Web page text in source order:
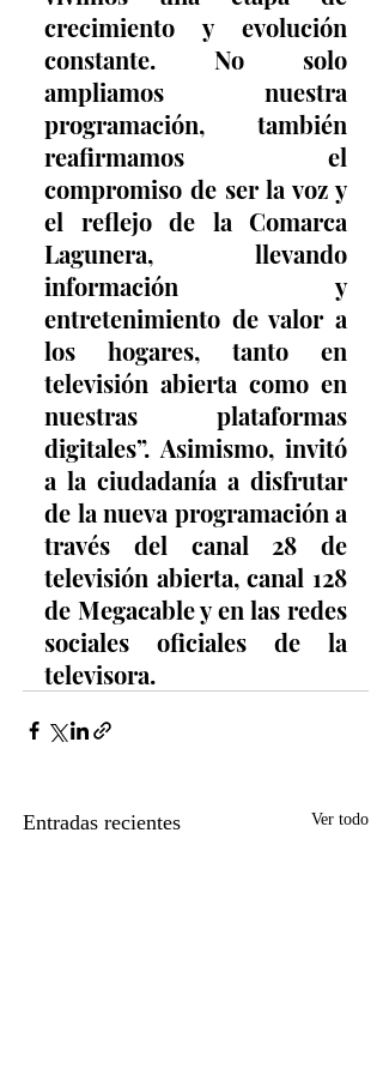
crecimiento y evolución
constante. No solo
ampliamos nuestra
programación, también
reafirmamos el
compromiso de ser la voz y
el reflejo de la Comarca
Lagunera, llevando
información y
entretenimiento de valor a
los hogares, tanto en
televisión abierta como en
nuestras plataformas
digitales”. Asimismo, invitó
a la ciudadanía a disfrutar
de la nueva programación a
través del canal 28 de
televisión abierta, canal 128
de Megacable y en las redes
sociales oficiales de la
televisora.
Entradas recientes Ver todo